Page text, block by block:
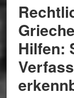
Hilfen: